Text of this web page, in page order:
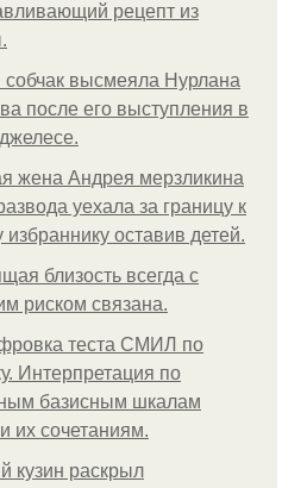
рецепт из
собчак высмеяла Нурлана
после его выступления в
жена Андрея мерзликина
уехала за границу к
избраннику оставив детей.
близость всегда с
риском связана.
теста СМИЛ по
Интерпретация по
базисным шкалам
их сочетаниям.
кузин раскрыл